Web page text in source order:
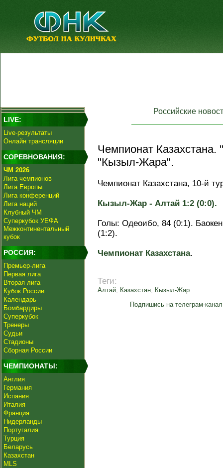
LIVE:
Live-результаты
Онлайн трансляции
СОРЕВНОВАНИЯ:
ЧМ 2026
Лига чемпионов
Лига Европы
Лига конференций
Лига наций
Клубный ЧМ
Суперкубок УЕФА
Межконтинентальный
кубок
РОССИЯ:
Премьер-лига
Первая лига
Вторая лига
Кубок России
Календарь
Бомбардиры
Суперкубок
Тренеры
Судьи
Стадионы
Сборная России
ЧЕМПИОНАТЫ:
Англия
Германия
Испания
Италия
Франция
Нидерланды
Португалия
Турция
Беларусь
Казахстан
MLS
Российские
Чемпионат
"Кызыл-Жара".
Чемпионат Казахстана, 10-й
Кызыл-Жар - Алтай 1:2 (0:0).
Голы: Одеоибо, 84 (0:1).
(1:2).
Чемпионат Казахстана.
Теги:
Алтай, Казахстан, Кызыл-Жар
Подпишись на телеграм-